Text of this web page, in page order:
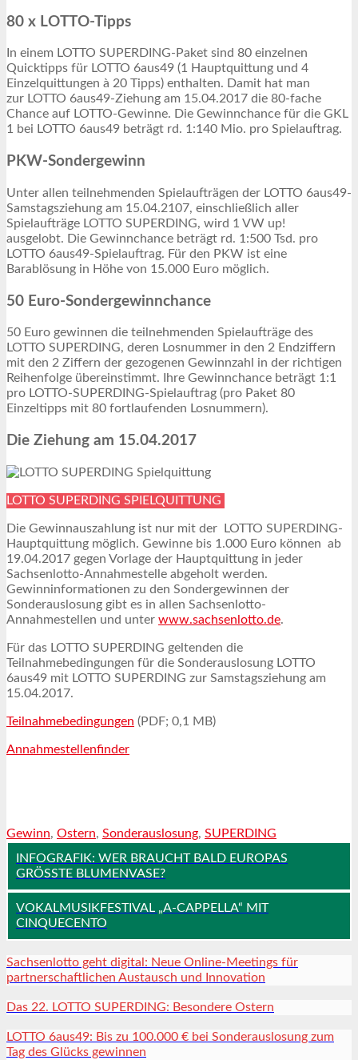
80 x LOTTO-Tipps
In einem LOTTO SUPERDING-Paket sind 80 einzelnen
Quicktipps für LOTTO 6aus49 (1 Hauptquittung und 4
Einzelquittungen à 20 Tipps) enthalten. Damit hat man
zur LOTTO 6aus49-Ziehung am 15.04.2017 die 80-fache
Chance auf LOTTO-Gewinne. Die Gewinnchance für die GKL
1 bei LOTTO 6aus49 beträgt rd. 1:140 Mio. pro Spielauftrag.
PKW-Sondergewinn
Unter allen teilnehmenden Spielaufträgen der LOTTO 6aus49-
Samstagsziehung am 15.04.2107, einschließlich aller
Spielaufträge LOTTO SUPERDING, wird 1 VW up!
ausgelobt. Die Gewinnchance beträgt rd. 1:500 Tsd. pro
LOTTO 6aus49-Spielauftrag. Für den PKW ist eine
Barablösung in Höhe von 15.000 Euro möglich.
50 Euro-Sondergewinnchance
50 Euro gewinnen die teilnehmenden Spielaufträge des
LOTTO SUPERDING, deren Losnummer in den 2 Endziffern
mit den 2 Ziffern der gezogenen Gewinnzahl in der richtigen
Reihenfolge übereinstimmt. Ihre Gewinnchance beträgt 1:1
pro LOTTO-SUPERDING-Spielauftrag (pro Paket 80
Einzeltipps mit 80 fortlaufenden Losnummern).
Die Ziehung am 15.04.2017
LOTTO SUPERDING SPIELQUITTUNG
Die Gewinnauszahlung ist nur mit der LOTTO SUPERDING-
Hauptquittung möglich. Gewinne bis 1.000 Euro können ab
19.04.2017 gegen Vorlage der Hauptquittung in jeder
Sachsenlotto-Annahmestelle abgeholt werden.
Gewinninformationen zu den Sondergewinnen der
Sonderauslosung gibt es in allen Sachsenlotto-
Annahmestellen und unter www.sachsenlotto.de.
Für das LOTTO SUPERDING geltenden die
Teilnahmebedingungen für die Sonderauslosung LOTTO
6aus49 mit LOTTO SUPERDING zur Samstagsziehung am
15.04.2017.
Teilnahmebedingungen (PDF; 0,1 MB)
Annahmestellenfinder
Gewinn, Ostern, Sonderauslosung, SUPERDING
INFOGRAFIK: WER BRAUCHT BALD EUROPAS
GRÖSSTE BLUMENVASE?
VOKALMUSIKFESTIVAL „A-CAPPELLA“ MIT
CINQUECENTO
Sachsenlotto geht digital: Neue Online-Meetings für
partnerschaftlichen Austausch und Innovation
Das 22. LOTTO SUPERDING: Besondere Ostern
LOTTO 6aus49: Bis zu 100.000 € bei Sonderauslosung zum
Tag des Glücks gewinnen